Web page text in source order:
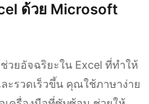
ด้วย Microsoft
วยอัจฉริยะใน Excel ที่ทำให้
ะรวดเร็วขึ้น คุณใช้ภาษาง่าย